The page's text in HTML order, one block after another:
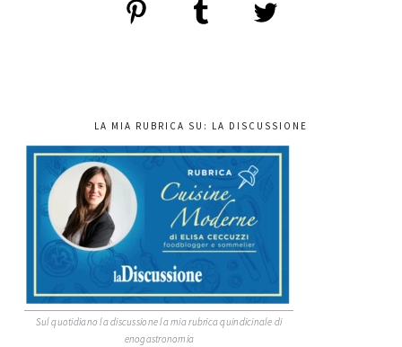
LA MIA RUBRICA SU: LA DISCUSSIONE
Sul quotidiano la discussione la mia rubrica quindicinale di
enogastronomia